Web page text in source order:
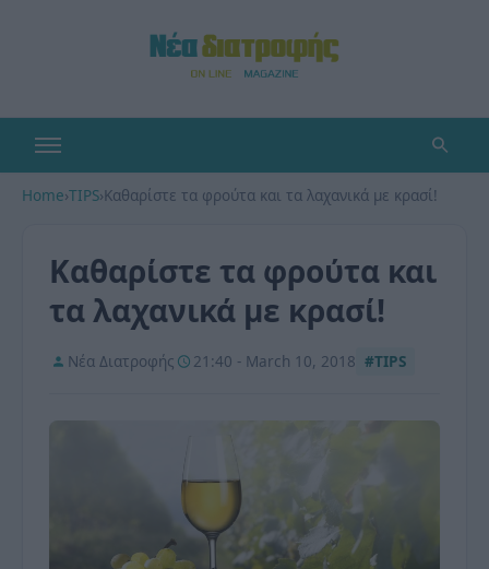
Home›TIPS›Καθαρίστε τα φρούτα και τα λαχανικά με κρασί!
Καθαρίστε τα φρούτα και
τα λαχανικά με κρασί!
Νέα Διατροφής 21:40 - March 10, 2018 #TIPS